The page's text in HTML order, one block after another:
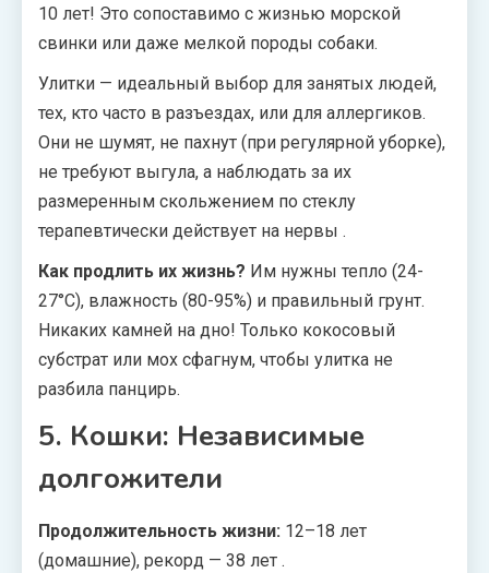
10 лет! Это сопоставимо с жизнью морской
свинки или даже мелкой породы собаки.
Улитки — идеальный выбор для занятых людей,
тех, кто часто в разъездах, или для аллергиков.
Они не шумят, не пахнут (при регулярной уборке),
не требуют выгула, а наблюдать за их
размеренным скольжением по стеклу
терапевтически действует на нервы .
Как продлить их жизнь? Им нужны тепло (24-
27°C), влажность (80-95%) и правильный грунт.
Никаких камней на дно! Только кокосовый
субстрат или мох сфагнум, чтобы улитка не
разбила панцирь.
5. Кошки: Независимые
долгожители
Продолжительность жизни: 12–18 лет
(домашние), рекорд — 38 лет .